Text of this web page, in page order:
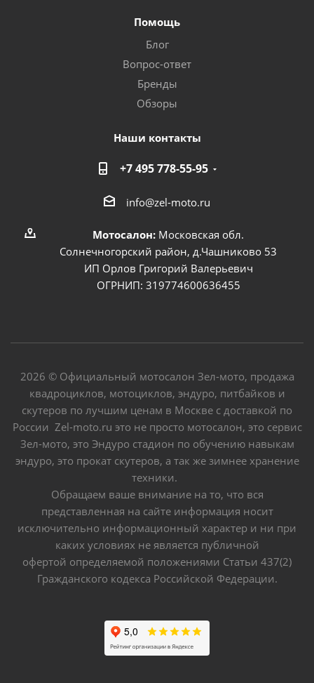
Помощь
Блог
Вопрос-ответ
Бренды
Обзоры
Наши контакты
+7 495 778-55-95
info@zel-moto.ru
Мотосалон: Московская обл.
Солнечногорский район, д.Чашниково 53
ИП Орлов Григорий Валерьевич
ОГРНИП: 319774600636455
2026 © Официальный мотосалон Зел-мото, продажа
квадроциклов, мотоциклов, эндуро, питбайков и
скутеров по лучшим ценам в Москве с доставкой по
России Zel-moto.ru это не просто мотосалон, это сервис
Зел-мото, это Эндуро стадион по обучению навыкам
эндуро, это прокат скутеров, а так же зимнее хранение
техники.
Обращаем ваше внимание на то, что вся
представленная на сайте информация носит
исключительно информационный характер и ни при
каких условиях не является публичной
офертой определяемой положениями Статьи 437(2)
Гражданского кодекса Российской Федерации.